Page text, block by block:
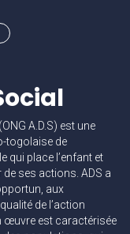
A.D.S) est une
togolaise de
qui place l’enfant et
ses actions. ADS a
aux
de l’action
œuvre est caractérisée